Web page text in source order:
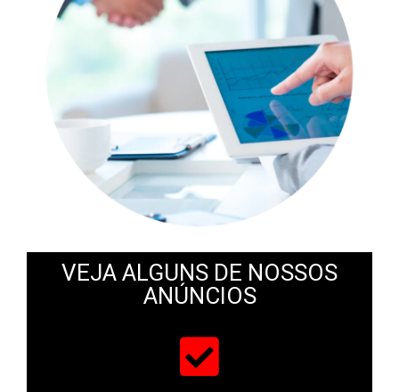
VEJA ALGUNS DE NOSSOS
ANÚNCIOS